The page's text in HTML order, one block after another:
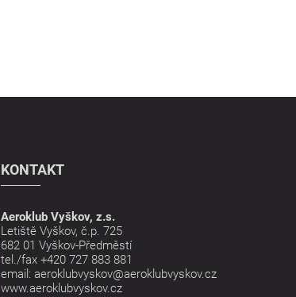
KONTAKT
Aeroklub Vyškov, z.s.
Letiště Vyškov, č.p. 725
682 01 Vyškov-Předměstí
tel./fax +420 727 883 881
email: aeroklubvyskov@aeroklubvyskov.cz
www.aeroklubvyskov.cz